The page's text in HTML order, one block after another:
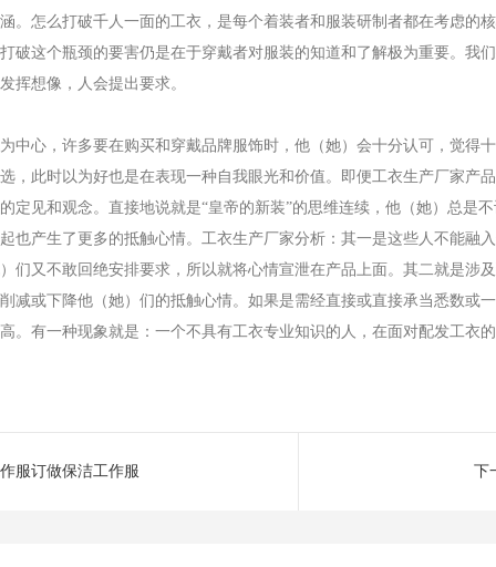
。怎么打破千人一面的工衣，是每个着装者和服装研制者都在考虑的
破这个瓶颈的要害仍是在于穿戴者对服装的知道和了解极为重要。我
挥想像，人会提出要求。
中心，许多要在购买和穿戴品牌服饰时，他（她）会十分认可，觉得
，此时以为好也是在表现一种自我眼光和价值。即便工衣生产厂家产
的定见和观念。直接地说就是“皇帝的新装”的思维连续，他（她）总是
也产生了更多的抵触心情。工衣生产厂家分析：其一是这些人不能融
们又不敢回绝安排要求，所以就将心情宣泄在产品上面。其二就是涉
减或下降他（她）们的抵触心情。如果是需经直接或直接承当悉数或
。有一种现象就是：一个不具有工衣专业知识的人，在面对配发工衣
服订做保洁工作服 下